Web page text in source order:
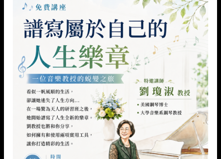
CONTINUE READING →
Posted in書籍研讀收穫 |Tagged SCIENTOLOGY圖解書, 成功心得,
未來主人翁
Leave a comment
近期新消息
什麼都不做才是錯｜有時候，我們以為自己的力量
很小……